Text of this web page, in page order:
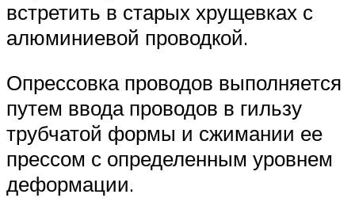
встретить в старых хрущевках с
алюминиевой проводкой.
Опрессовка проводов выполняется
путем ввода проводов в гильзу
трубчатой формы и сжимании ее
прессом с определенным уровнем
деформации.